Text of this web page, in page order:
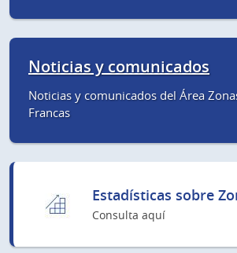
Noticias y comunicados
Noticias y comunicados del Área
Francas
Estadísticas sobre
Consulta aquí